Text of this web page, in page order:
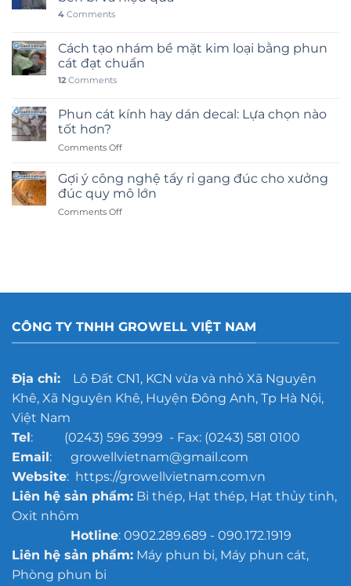
4 Comments
Cách tạo nhám bề mặt kim loại bằng phun
cát đạt chuẩn
12 Comments
Phun cát kính hay dán decal: Lựa chọn nào
tốt hơn?
Comments Offon
kính
hay
dán
hơn?
Gợi ý công nghệ tẩy rỉ gang đúc cho xưởng
đúc quy mô lớn
Comments Offon
rỉ
cho
xưởng
mô
lớn
CÔNG TY TNHH GROWELL VIỆT NAM
Địa chỉ:Lô Đất CN1, KCN vừa và nhỏ Xã Nguyên
Khê, Xã Nguyên Khê, Huyện Đông Anh, Tp Hà Nội,
Việt Nam
Tel: (0243) 596 3999 - Fax: (0243) 581 0100
Email: growellvietnam@gmail.com
Website: https://growellvietnam.com.vn
Liên hệ sản phẩm:Bi thép, Hạt thép, Hạt thủy tinh,
Oxit nhôm
Hotline: 0902.289.689 - 090.172.1919
Liên hệ sản phẩm:Máy phun bi, Máy phun cát,
Phòng phun bi